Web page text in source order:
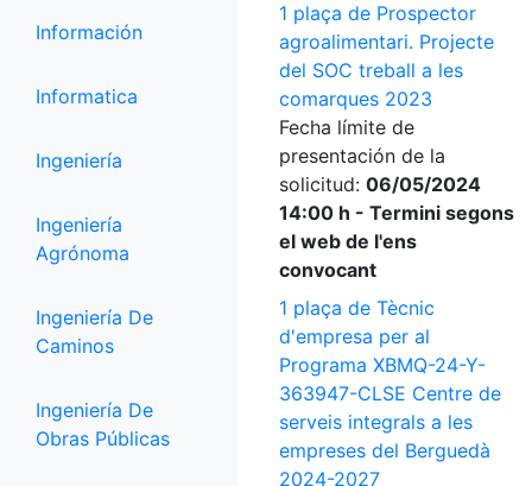
Información
Informatica
Ingeniería
Ingeniería
Agrónoma
Ingeniería De
Caminos
Ingeniería De
Obras Públicas
1 plaça de Prospector
agroalimentari. Projecte
del SOC treball a les
comarques 2023
Fecha límite de
presentación de la
solicitud: 06/05/2024
14:00 h - Termini segons
el web de l'ens
convocant
1 plaça de Tècnic
d'empresa per al
Programa XBMQ-24-Y-
363947-CLSE Centre de
serveis integrals a les
empreses del Berguedà
2024-2027